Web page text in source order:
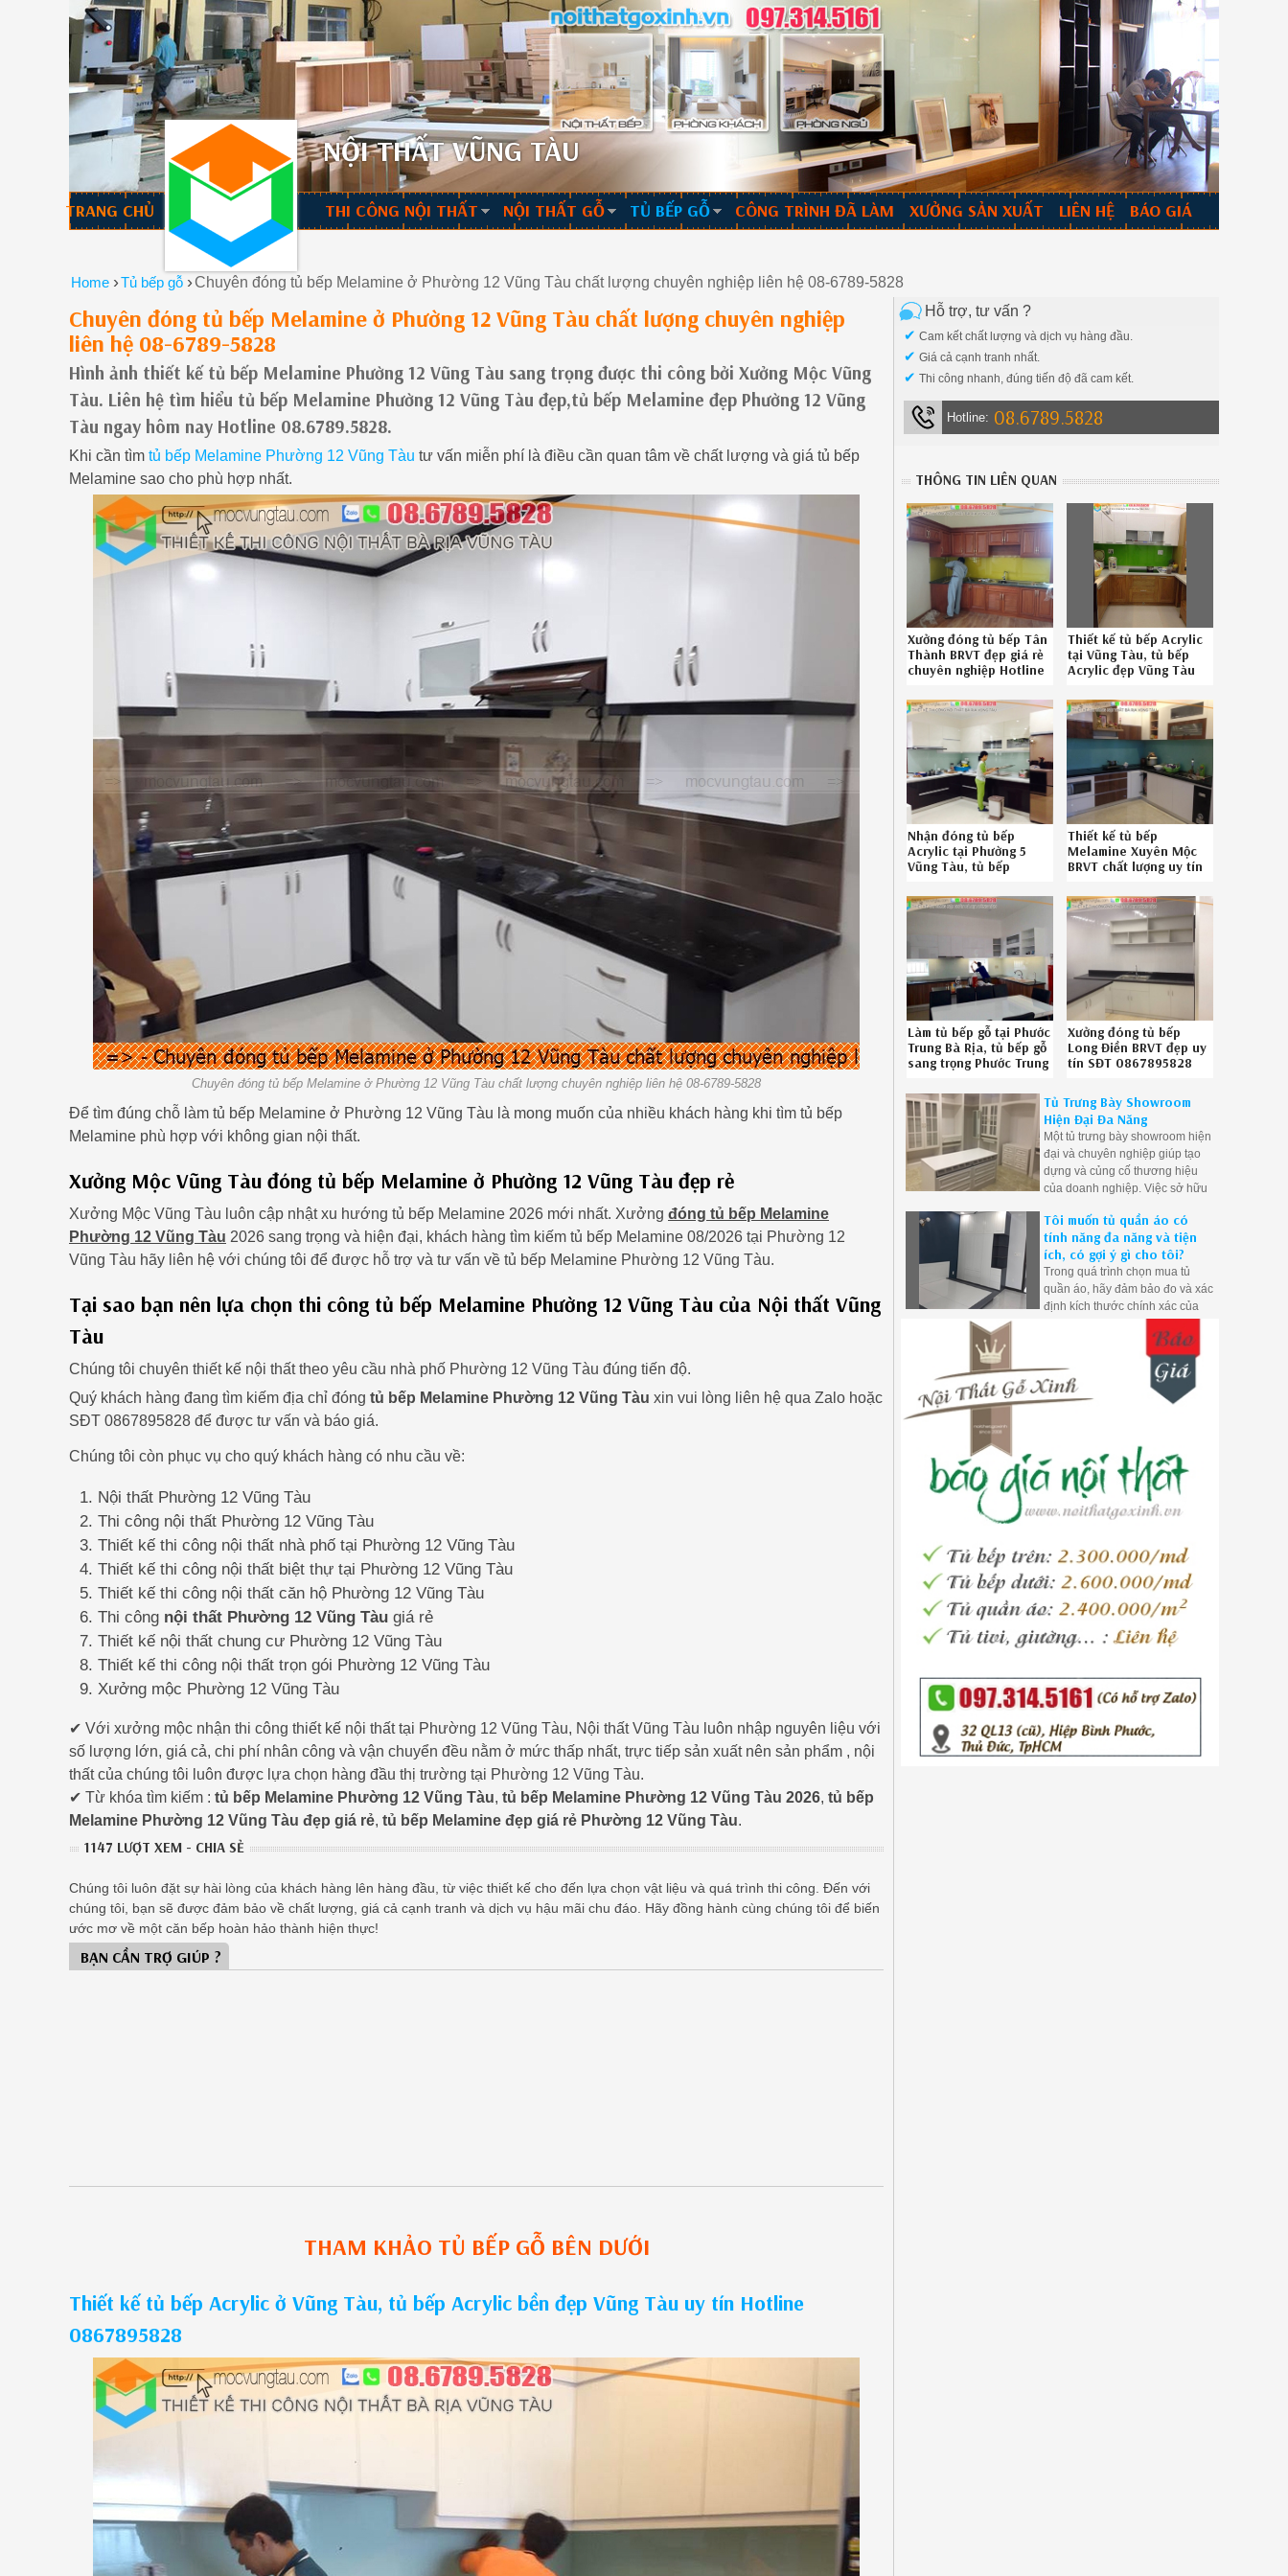
NỘI THẤT VŨNG TÀU
TRANG CHỦ THI CÔNG NỘI THẤT NỘI THẤT GỖ TỦ BẾP GỖ CÔNG TRÌNH ĐÃ LÀM XƯỞNG SẢN XUẤT LIÊN HỆ BÁO GIÁ
Home ›Tủ bếp gỗ ›Chuyên đóng tủ bếp Melamine ở Phường 12 Vũng Tàu chất lượng chuyên nghiệp liên hệ 08-6789-5828
Chuyên đóng tủ bếp Melamine ở Phường 12 Vũng Tàu chất lượng chuyên nghiệp
liên hệ 08-6789-5828
Hình ảnh thiết kế tủ bếp Melamine Phường 12 Vũng Tàu sang trọng được thi công bởi Xưởng Mộc Vũng
Tàu. Liên hệ tìm hiểu tủ bếp Melamine Phường 12 Vũng Tàu đẹp,tủ bếp Melamine đẹp Phường 12 Vũng
Tàu ngay hôm nay Hotline 08.6789.5828.
Khi cần tìm tủ bếp Melamine Phường 12 Vũng Tàu tư vấn miễn phí là điều cần quan tâm về chất lượng và giá tủ bếp
Melamine sao cho phù hợp nhất.
Chuyên đóng tủ bếp Melamine ở Phường 12 Vũng Tàu chất lượng chuyên nghiệp liên hệ 08-6789-5828
Để tìm đúng chỗ làm tủ bếp Melamine ở Phường 12 Vũng Tàu là mong muốn của nhiều khách hàng khi tìm tủ bếp
Melamine phù hợp với không gian nội thất.
Xưởng Mộc Vũng Tàu đóng tủ bếp Melamine ở Phường 12 Vũng Tàu đẹp rẻ
Xưởng Mộc Vũng Tàu luôn cập nhật xu hướng tủ bếp Melamine 2026 mới nhất. Xưởng đóng tủ bếp Melamine
Phường 12 Vũng Tàu 2026 sang trọng và hiện đại, khách hàng tìm kiếm tủ bếp Melamine 08/2026 tại Phường 12
Vũng Tàu hãy liên hệ với chúng tôi để được hỗ trợ và tư vấn về tủ bếp Melamine Phường 12 Vũng Tàu.
Tại sao bạn nên lựa chọn thi công tủ bếp Melamine Phường 12 Vũng Tàu của Nội thất Vũng
Tàu
Chúng tôi chuyên thiết kế nội thất theo yêu cầu nhà phố Phường 12 Vũng Tàu đúng tiến độ.
Quý khách hàng đang tìm kiếm địa chỉ đóng tủ bếp Melamine Phường 12 Vũng Tàu xin vui lòng liên hệ qua Zalo hoặc
SĐT 0867895828 để được tư vấn và báo giá.
Chúng tôi còn phục vụ cho quý khách hàng có nhu cầu về:
Nội thất Phường 12 Vũng Tàu
Thi công nội thất Phường 12 Vũng Tàu
Thiết kế thi công nội thất nhà phố tại Phường 12 Vũng Tàu
Thiết kế thi công nội thất biệt thự tại Phường 12 Vũng Tàu
Thiết kế thi công nội thất căn hộ Phường 12 Vũng Tàu
Thi công nội thất Phường 12 Vũng Tàu giá rẻ
Thiết kế nội thất chung cư Phường 12 Vũng Tàu
Thiết kế thi công nội thất trọn gói Phường 12 Vũng Tàu
Xưởng mộc Phường 12 Vũng Tàu
✔ Với xưởng mộc nhận thi công thiết kế nội thất tại Phường 12 Vũng Tàu, Nội thất Vũng Tàu luôn nhập nguyên liệu với
số lượng lớn, giá cả, chi phí nhân công và vận chuyển đều nằm ở mức thấp nhất, trực tiếp sản xuất nên sản phẩm , nội
thất của chúng tôi luôn được lựa chọn hàng đầu thị trường tại Phường 12 Vũng Tàu.
✔ Từ khóa tìm kiếm : tủ bếp Melamine Phường 12 Vũng Tàu, tủ bếp Melamine Phường 12 Vũng Tàu 2026, tủ bếp
Melamine Phường 12 Vũng Tàu đẹp giá rẻ, tủ bếp Melamine đẹp giá rẻ Phường 12 Vũng Tàu.
1147 LƯỢT XEM - CHIA SẺ
Chúng tôi luôn đặt sự hài lòng của khách hàng lên hàng đầu, từ việc thiết kế cho đến lựa chọn vật liệu và quá trình thi công. Đến với
chúng tôi, bạn sẽ được đảm bảo về chất lượng, giá cả cạnh tranh và dịch vụ hậu mãi chu đáo. Hãy đồng hành cùng chúng tôi để biến
ước mơ về một căn bếp hoàn hảo thành hiện thực!
BẠN CẦN TRỢ GIÚP ?
THAM KHẢO TỦ BẾP GỖ BÊN DƯỚI
Thiết kế tủ bếp Acrylic ở Vũng Tàu, tủ bếp Acrylic bền đẹp Vũng Tàu uy tín Hotline
0867895828
Hỗ trợ, tư vấn ?
✔ Cam kết chất lượng và dịch vụ hàng đầu.
✔ Giá cả cạnh tranh nhất.
✔ Thi công nhanh, đúng tiến độ đã cam kết.
Hotline: 08.6789.5828
THÔNG TIN LIÊN QUAN
Xưởng đóng tủ bếp Tân
Thành BRVT đẹp giá rẻ
chuyên nghiệp Hotline
Thiết kế tủ bếp Acrylic
tại Vũng Tàu, tủ bếp
Acrylic đẹp Vũng Tàu
08-6789-5828
Nhận đóng tủ bếp
Acrylic tại Phường 5
Vũng Tàu, tủ bếp
Vũng Tàu uy tín Hotline
086.789.5828
Thiết kế tủ bếp
Melamine Xuyên Mộc
BRVT chất lượng uy tín
2826192NW
Làm tủ bếp gỗ tại Phước
Trung Bà Rịa, tủ bếp gỗ
sang trọng Phước Trung
Hotline 08.6789.5828
3626199HP
Xưởng đóng tủ bếp
Long Điền BRVT đẹp uy
tín SĐT 0867895828
Tủ Trưng Bày Showroom
Hiện Đại Đa Năng
Một tủ trưng bày showroom hiện
đại và chuyên nghiệp giúp tạo
dựng và củng cố thương hiệu
của doanh nghiệp. Việc sở hữu
đại đa năng giúp bạn tiết kiệm
rất nhiều thời gian và công sức
trong việc bày trí sản phẩm
Tôi muốn tủ quần áo có
tính năng đa năng và tiện
ích, có gợi ý gì cho tôi?
Trong quá trình chọn mua tủ
quần áo, hãy đảm bảo đo và xác
định kích thước chính xác của
giúp bạn lựa chọn một mẫu tủ
phù hợp với không gian hiện có,
tránh việc mua sai kích thước và
lãng phí không gian